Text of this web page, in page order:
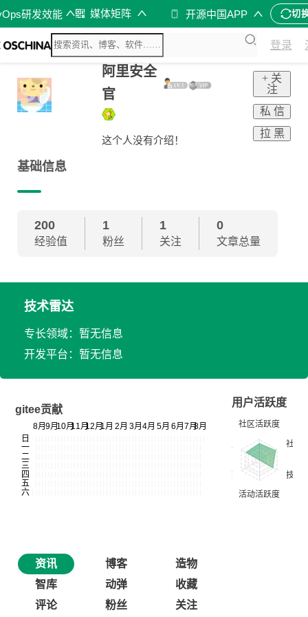
研发效能 媒体矩阵 开源中国APP 切
登录
阿里安全
官
这个人没有介绍！
+ 关
注
私 信
拉 黑
基础信息
200
经验值
1
粉丝
1
关注
0
文章总量
技术雷达
专长领域：暂无信息
开发平台：暂无信息
gitee贡献
用户活跃度
资讯 博客
造物
智库
动弹
收藏
评论
粉丝 关注